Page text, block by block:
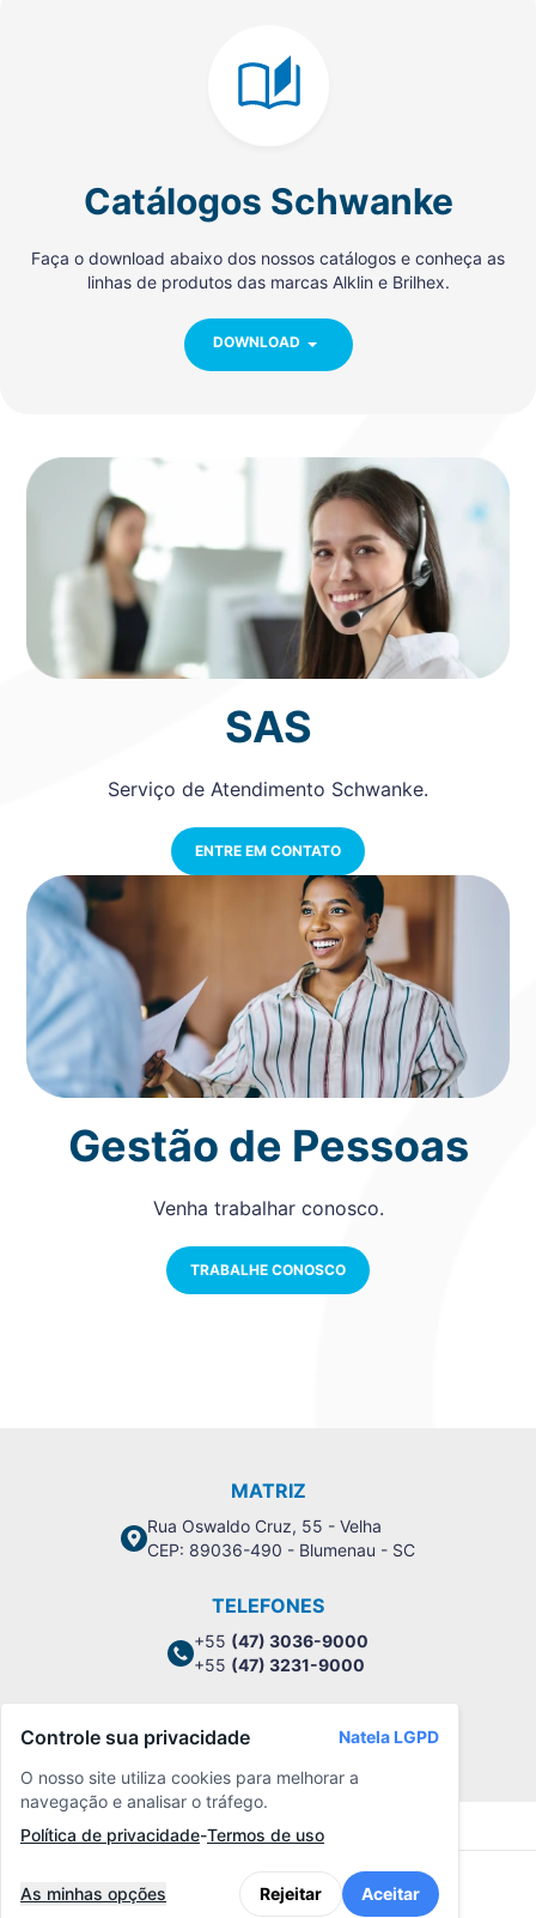
Catálogos Schwanke
Faça o download abaixo dos nossos catálogos e conheça as
linhas de produtos das marcas Alklin e Brilhex.
DOWNLOAD
SAS
Serviço de Atendimento Schwanke.
ENTRE EM CONTATO
Gestão de Pessoas
Venha trabalhar conosco.
TRABALHE CONOSCO
MATRIZ
Rua Oswaldo Cruz, 55 - Velha
CEP: 89036-490 - Blumenau - SC
TELEFONES
+55 (47) 3036-9000
+55 (47) 3231-9000
Política de Privacidade
Controle sua privacidade
Natela LGPD
O nosso site utiliza cookies para melhorar a
navegação e analisar o tráfego.
Política de privacidade-Termos de uso
As minhas opções Rejeitar Aceitar